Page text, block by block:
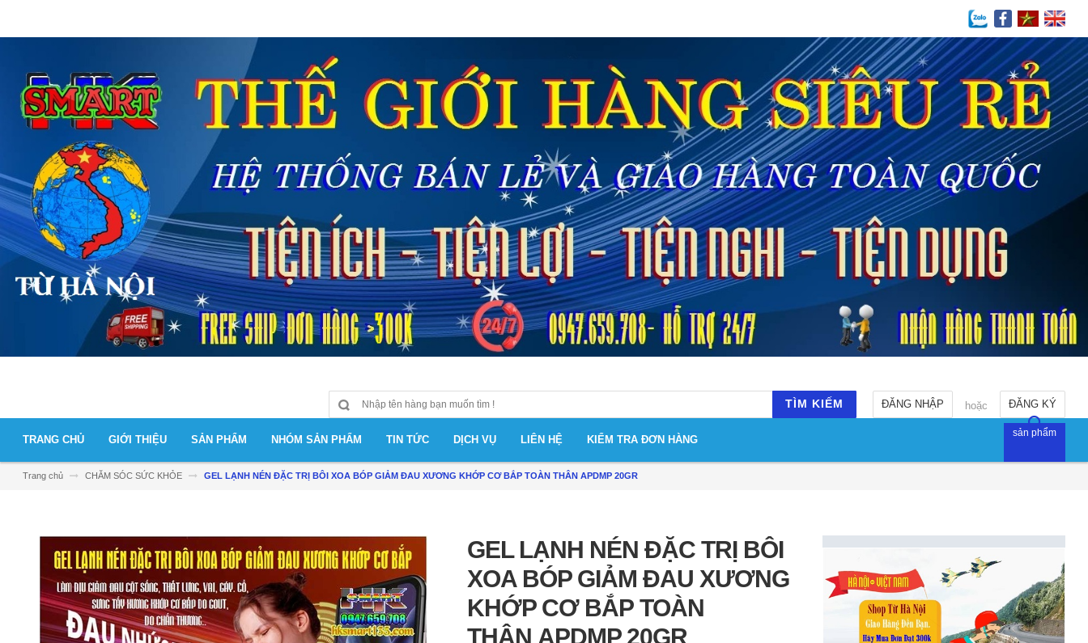
ĐĂNG KÝ
hoặc
ĐĂNG NHẬP
TÌM KIẾM
TRANG CHỦ GIỚI THIỆU SẢN PHẨM NHÓM SẢN PHẨM TIN TỨC DỊCH VỤ LIÊN HỆ KIỂM TRA ĐƠN HÀNG
sản phẩm
Trang chủ CHĂM SÓC SỨC KHỎE GEL LẠNH NÉN ĐẶC TRỊ BÔI XOA BÓP GIẢM ĐAU XƯƠNG KHỚP CƠ BẮP TOÀN THÂN APDMP 20GR
GEL LẠNH NÉN ĐẶC TRỊ BÔI
XOA BÓP GIẢM ĐAU XƯƠNG
KHỚP CƠ BẮP TOÀN
THÂN APDMP 20GR